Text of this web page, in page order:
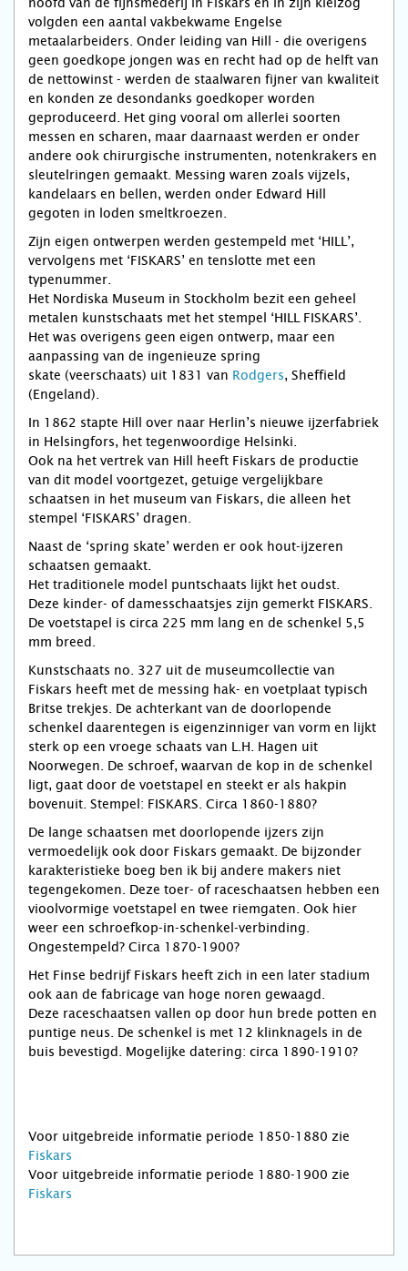
volgden een aantal vakbekwame Engelse
metaalarbeiders. Onder leiding van Hill - die overigens
geen goedkope jongen was en recht had op de helft van
de nettowinst - werden de staalwaren fijner van kwaliteit
en konden ze desondanks goedkoper worden
geproduceerd. Het ging vooral om allerlei soorten
messen en scharen, maar daarnaast werden er onder
andere ook chirurgische instrumenten, notenkrakers en
sleutelringen gemaakt. Messing waren zoals vijzels,
kandelaars en bellen, werden onder Edward Hill
gegoten in loden smeltkroezen.
Zijn eigen ontwerpen werden gestempeld met ‘HILL’,
vervolgens met ‘FISKARS’ en tenslotte met een
typenummer.
Het Nordiska Museum in Stockholm bezit een geheel
metalen kunstschaats met het stempel ‘HILL FISKARS’.
Het was overigens geen eigen ontwerp, maar een
aanpassing van de ingenieuze spring
skate (veerschaats) uit 1831 van Rodgers, Sheffield
(Engeland).
In 1862 stapte Hill over naar Herlin’s nieuwe ijzerfabriek
in Helsingfors, het tegenwoordige Helsinki.
Ook na het vertrek van Hill heeft Fiskars de productie
van dit model voortgezet, getuige vergelijkbare
schaatsen in het museum van Fiskars, die alleen het
stempel ‘FISKARS’ dragen.
Naast de ‘spring skate’ werden er ook hout-ijzeren
schaatsen gemaakt.
Het traditionele model puntschaats lijkt het oudst.
Deze kinder- of damesschaatsjes zijn gemerkt FISKARS.
De voetstapel is circa 225 mm lang en de schenkel 5,5
mm breed.
Kunstschaats no. 327 uit de museumcollectie van
Fiskars heeft met de messing hak- en voetplaat typisch
Britse trekjes. De achterkant van de doorlopende
schenkel daarentegen is eigenzinniger van vorm en lijkt
sterk op een vroege schaats van L.H. Hagen uit
Noorwegen. De schroef, waarvan de kop in de schenkel
ligt, gaat door de voetstapel en steekt er als hakpin
bovenuit. Stempel: FISKARS. Circa 1860-1880?
De lange schaatsen met doorlopende ijzers zijn
vermoedelijk ook door Fiskars gemaakt. De bijzonder
karakteristieke boeg ben ik bij andere makers niet
tegengekomen. Deze toer- of raceschaatsen hebben een
vioolvormige voetstapel en twee riemgaten. Ook hier
weer een schroefkop-in-schenkel-verbinding.
Ongestempeld? Circa 1870-1900?
Het Finse bedrijf Fiskars heeft zich in een later stadium
ook aan de fabricage van hoge noren gewaagd.
Deze raceschaatsen vallen op door hun brede potten en
puntige neus. De schenkel is met 12 klinknagels in de
buis bevestigd. Mogelijke datering: circa 1890-1910?
Voor uitgebreide informatie periode 1850-1880 zie
Fiskars
Voor uitgebreide informatie periode 1880-1900 zie
Fiskars